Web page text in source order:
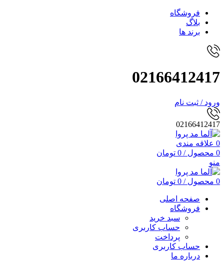
فروشگاه
بلاگ
برند ها
02166412417
ورود / ثبت نام
02166412417
0 علاقه مندی
0 محصول /
0 تومان
منو
0 محصول /
0 تومان
صفحه اصلی
فروشگاه
سبد خرید
حساب کاربری
پرداخت
حساب کاربری
درباره ما